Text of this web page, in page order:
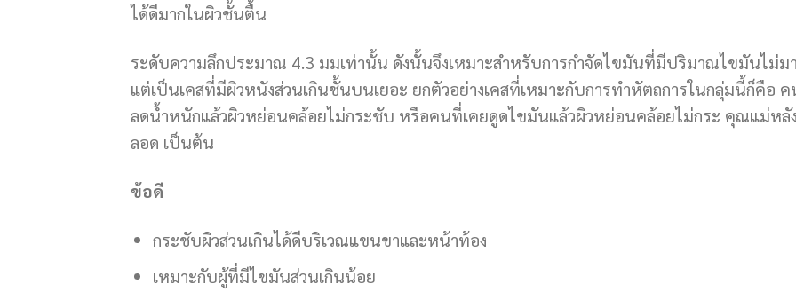
ได้ดีมากในผิวชั้นตื้น
ระดับความลึกประมาณ 4.3 มมเท่านั้น ดังนั้นจึงเหมาะสำหรับการกำจัดไขมันที่มีปริมาณไขมันไม่ม
แต่เป็นเคสที่มีผิวหนังส่วนเกินชั้นบนเยอะ ยกตัวอย่างเคสที่เหมาะกับการทำหัตถการในกลุ่มนี้ก็คือ
ลดน้ำหนักแล้วผิวหย่อนคล้อยไม่กระชับ หรือคนที่เคยดูดไขมันแล้วผิวหย่อนคล้อยไม่กระ คุณแม่หลั
ลอด เป็นต้น
ข้อดี
กระชับผิวส่วนเกินได้ดีบริเวณแขนขาและหน้าท้อง
เหมาะกับผู้ที่มีไขมันส่วนเกินน้อย